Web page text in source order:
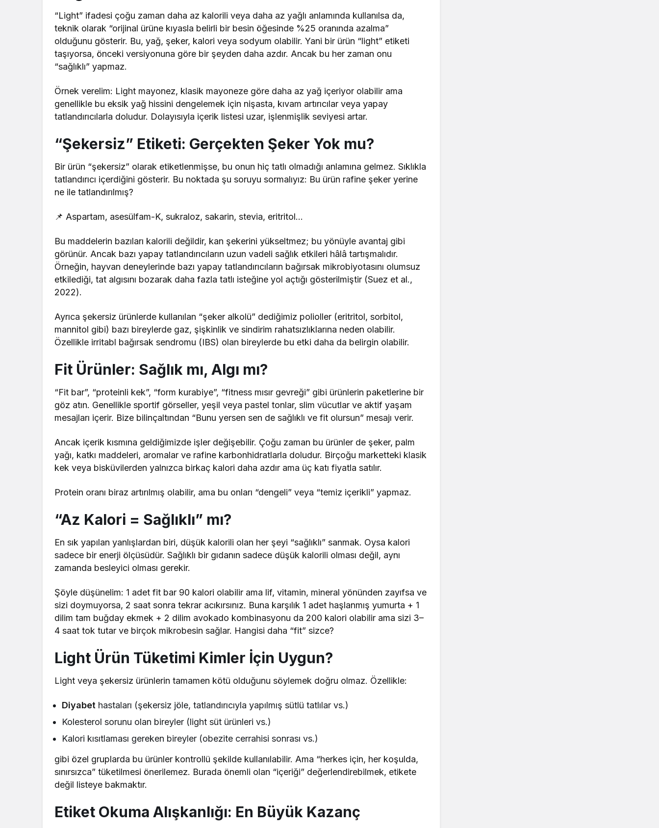
“Light” ifadesi çoğu zaman daha az kalorili veya daha az yağlı anlamında kullanılsa da,
teknik olarak “orijinal ürüne kıyasla belirli bir besin öğesinde %25 oranında azalma”
olduğunu gösterir. Bu, yağ, şeker, kalori veya sodyum olabilir. Yani bir ürün “light” etiketi
taşıyorsa, önceki versiyonuna göre bir şeyden daha azdır. Ancak bu her zaman onu
“sağlıklı” yapmaz.
Örnek verelim: Light mayonez, klasik mayoneze göre daha az yağ içeriyor olabilir ama
genellikle bu eksik yağ hissini dengelemek için nişasta, kıvam artırıcılar veya yapay
tatlandırıcılarla doludur. Dolayısıyla içerik listesi uzar, işlenmişlik seviyesi artar.
“Şekersiz” Etiketi: Gerçekten Şeker Yok mu?
Bir ürün “şekersiz” olarak etiketlenmişse, bu onun hiç tatlı olmadığı anlamına gelmez. Sıklıkla
tatlandırıcı içerdiğini gösterir. Bu noktada şu soruyu sormalıyız: Bu ürün rafine şeker yerine
ne ile tatlandırılmış?
📌 Aspartam, asesülfam-K, sukraloz, sakarin, stevia, eritritol…
Bu maddelerin bazıları kalorili değildir, kan şekerini yükseltmez; bu yönüyle avantaj gibi
görünür. Ancak bazı yapay tatlandırıcıların uzun vadeli sağlık etkileri hâlâ tartışmalıdır.
Örneğin, hayvan deneylerinde bazı yapay tatlandırıcıların bağırsak mikrobiyotasını olumsuz
etkilediği, tat algısını bozarak daha fazla tatlı isteğine yol açtığı gösterilmiştir (Suez et al.,
2022).
Ayrıca şekersiz ürünlerde kullanılan “şeker alkolü” dediğimiz polioller (eritritol, sorbitol,
mannitol gibi) bazı bireylerde gaz, şişkinlik ve sindirim rahatsızlıklarına neden olabilir.
Özellikle irritabl bağırsak sendromu (IBS) olan bireylerde bu etki daha da belirgin olabilir.
Fit Ürünler: Sağlık mı, Algı mı?
“Fit bar”, “proteinli kek”, “form kurabiye”, “fitness mısır gevreği” gibi ürünlerin paketlerine bir
göz atın. Genellikle sportif görseller, yeşil veya pastel tonlar, slim vücutlar ve aktif yaşam
mesajları içerir. Bize bilinçaltından “Bunu yersen sen de sağlıklı ve fit olursun” mesajı verir.
Ancak içerik kısmına geldiğimizde işler değişebilir. Çoğu zaman bu ürünler de şeker, palm
yağı, katkı maddeleri, aromalar ve rafine karbonhidratlarla doludur. Birçoğu marketteki klasik
kek veya bisküvilerden yalnızca birkaç kalori daha azdır ama üç katı fiyatla satılır.
Protein oranı biraz artırılmış olabilir, ama bu onları “dengeli” veya “temiz içerikli” yapmaz.
“Az Kalori = Sağlıklı” mı?
En sık yapılan yanlışlardan biri, düşük kalorili olan her şeyi “sağlıklı” sanmak. Oysa kalori
sadece bir enerji ölçüsüdür. Sağlıklı bir gıdanın sadece düşük kalorili olması değil, aynı
zamanda besleyici olması gerekir.
Şöyle düşünelim: 1 adet fit bar 90 kalori olabilir ama lif, vitamin, mineral yönünden zayıfsa ve
sizi doymuyorsa, 2 saat sonra tekrar acıkırsınız. Buna karşılık 1 adet haşlanmış yumurta + 1
dilim tam buğday ekmek + 2 dilim avokado kombinasyonu da 200 kalori olabilir ama sizi 3–
4 saat tok tutar ve birçok mikrobesin sağlar. Hangisi daha “fit” sizce?
Light Ürün Tüketimi Kimler İçin Uygun?
Light veya şekersiz ürünlerin tamamen kötü olduğunu söylemek doğru olmaz. Özellikle:
Diyabet hastaları (şekersiz jöle, tatlandırıcıyla yapılmış sütlü tatlılar vs.)
Kolesterol sorunu olan bireyler (light süt ürünleri vs.)
Kalori kısıtlaması gereken bireyler (obezite cerrahisi sonrası vs.)
gibi özel gruplarda bu ürünler kontrollü şekilde kullanılabilir. Ama “herkes için, her koşulda,
sınırsızca” tüketilmesi önerilemez. Burada önemli olan “içeriği” değerlendirebilmek, etikete
değil listeye bakmaktır.
Etiket Okuma Alışkanlığı: En Büyük Kazanç